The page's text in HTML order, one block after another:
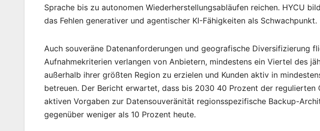
Sprache bis zu autonomen Wiederherstellungsabläufen reichen. HYCU
das Fehlen generativer und agentischer KI-Fähigkeiten als Schwachpunkt.
Auch souveräne Datenanforderungen und geografische Diversifizierung
Aufnahmekriterien verlangen von Anbietern, mindestens ein Viertel des
außerhalb ihrer größten Region zu erzielen und Kunden aktiv in
betreuen. Der Bericht erwartet, dass bis 2030 40 Prozent der regulierten
aktiven Vorgaben zur Datensouveränität regionsspezifische Backup-
gegenüber weniger als 10 Prozent heute.